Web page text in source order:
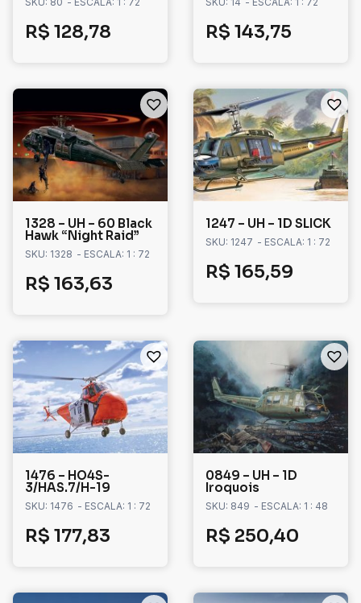
R$ 128,78 R$ 143,75
1328 – UH – 60 Black
Hawk “Night Raid”
SKU: 1328 - ESCALA: 1 : 72
R$ 163,63
1247 – UH – 1D SLICK
SKU: 1247 - ESCALA: 1 : 72
R$ 165,59
1476 – HO4S-
3/HAS.7/H-19
SKU: 1476 - ESCALA: 1 : 72
R$ 177,83
0849 – UH – 1D
Iroquois
SKU: 849 - ESCALA: 1 : 48
R$ 250,40